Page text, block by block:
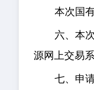
本次国
六、本
源网上交易
七、申